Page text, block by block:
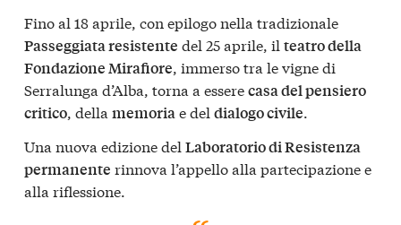
Fino al 18 aprile, con epilogo nella tradizionale
Passeggiata resistente del 25 aprile, il teatro della
Fondazione Mirafiore, immerso tra le vigne di
Serralunga d’Alba, torna a esserecasa del pensiero
critico, della memoriae del dialogo civile.
Una nuova edizione del Laboratorio di Resistenza
permanente rinnova l’appello alla partecipazione e
alla riflessione.